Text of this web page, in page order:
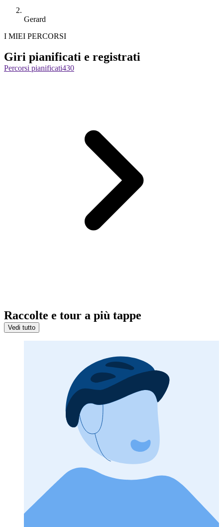
Gerard
I MIEI PERCORSI
Giri pianificati e registrati
Percorsi pianificati430
Raccolte e tour a più tappe
Vedi tutto